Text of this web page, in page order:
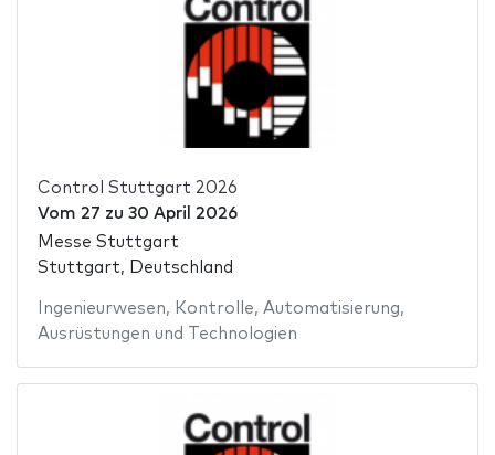
Control Stuttgart 2026
Vom 27 zu 30 April 2026
Messe Stuttgart
Stuttgart, Deutschland
Ingenieurwesen, Kontrolle, Automatisierung,
Ausrüstungen und Technologien